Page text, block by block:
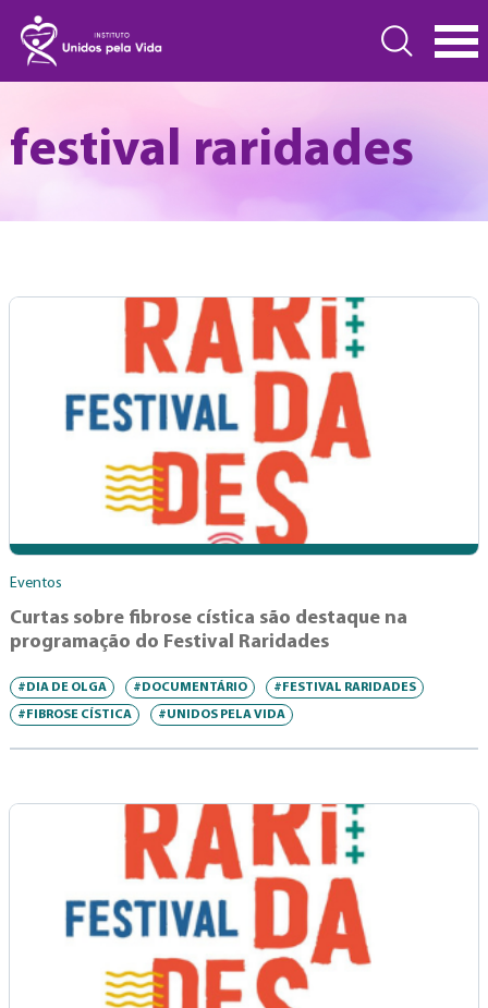
festival raridades
Eventos
Curtas sobre fibrose cística são destaque na
programação do Festival Raridades
#DIA DE OLGA #DOCUMENTÁRIO #FESTIVAL RARIDADES
#FIBROSE CÍSTICA #UNIDOS PELA VIDA